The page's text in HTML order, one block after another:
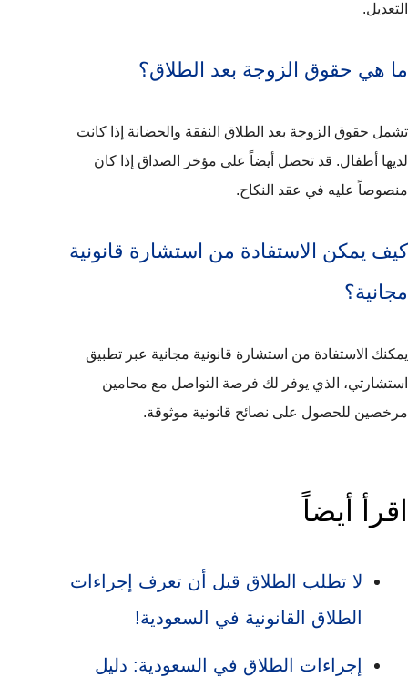
التعديل.
ما هي حقوق الزوجة بعد الطلاق؟
تشمل حقوق الزوجة بعد الطلاق النفقة والحضانة إذا كانت
لديها أطفال. قد تحصل أيضاً على مؤخر الصداق إذا كان
منصوصاً عليه في عقد النكاح.
كيف يمكن الاستفادة من استشارة قانونية
مجانية؟
يمكنك الاستفادة من استشارة قانونية مجانية عبر تطبيق
استشارتي، الذي يوفر لك فرصة التواصل مع محامين
مرخصين للحصول على نصائح قانونية موثوقة.
اقرأ أيضاً
لا تطلب الطلاق قبل أن تعرف إجراءات
الطلاق القانونية في السعودية!
إجراءات الطلاق في السعودية: دليل